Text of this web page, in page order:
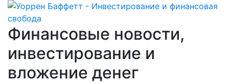
Финансовые новости,
инвестирование и
вложение денег